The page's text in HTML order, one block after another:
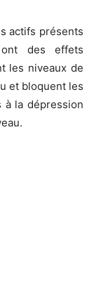
actifs présents
des effets
les niveaux de
et bloquent les
à la dépression